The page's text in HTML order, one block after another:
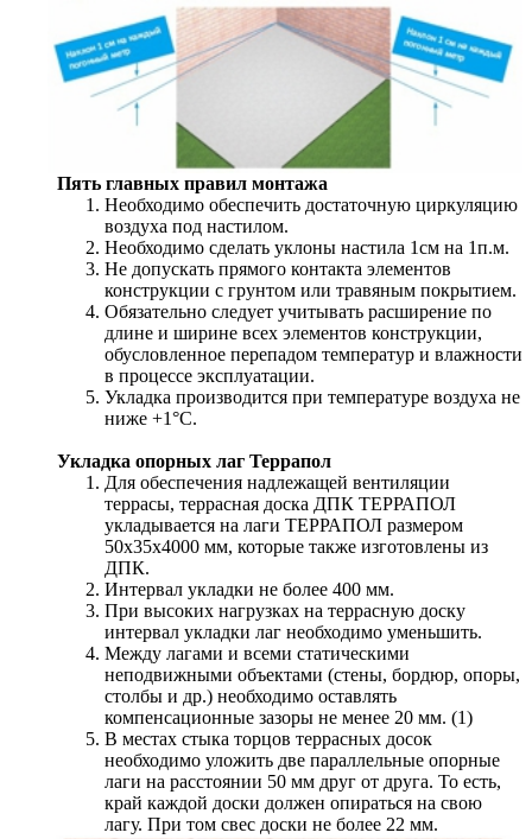
Пять главных правил монтажа
Необходимо обеспечить достаточную циркуляцию
воздуха под настилом.
Необходимо сделать уклоны настила 1см на 1п.м.
Не допускать прямого контакта элементов
конструкции с грунтом или травяным покрытием.
Обязательно следует учитывать расширение по
длине и ширине всех элементов конструкции,
обусловленное перепадом температур и влажности
в процессе эксплуатации.
Укладка производится при температуре воздуха не
ниже +1°С.
Укладка опорных лаг Террапол
Для обеспечения надлежащей вентиляции
террасы, террасная доска ДПК ТЕРРАПОЛ
укладывается на лаги ТЕРРАПОЛ размером
50х35х4000 мм, которые также изготовлены из
ДПК.
Интервал укладки не более 400 мм.
При высоких нагрузках на террасную доску
интервал укладки лаг необходимо уменьшить.
Между лагами и всеми статическими
неподвижными объектами (стены, бордюр, опоры,
столбы и др.) необходимо оставлять
компенсационные зазоры не менее 20 мм. (1)
В местах стыка торцов террасных досок
необходимо уложить две параллельные опорные
лаги на расстоянии 50 мм друг от друга. То есть,
край каждой доски должен опираться на свою
лагу. При том свес доски не более 22 мм.